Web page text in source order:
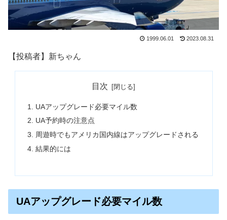
1999.06.01 2023.08.31
【投稿者】新ちゃん
目次
UAアップグレード必要マイル数
UA予約時の注意点
周遊時でもアメリカ国内線はアップグレードされる
結果的には
UAアップグレード必要マイル数